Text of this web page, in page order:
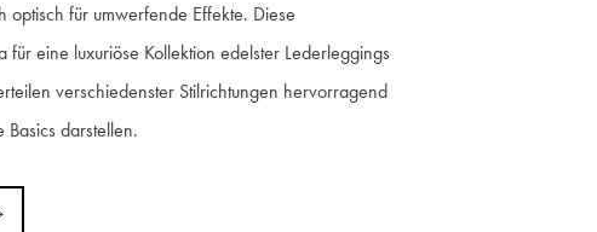
für umwerfende Effekte. Diese
eine luxuriöse Kollektion edelster Lederleggings
verschiedenster Stilrichtungen hervorragend
Basics darstellen.